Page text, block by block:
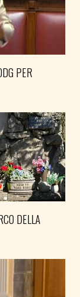
PER
DELLA